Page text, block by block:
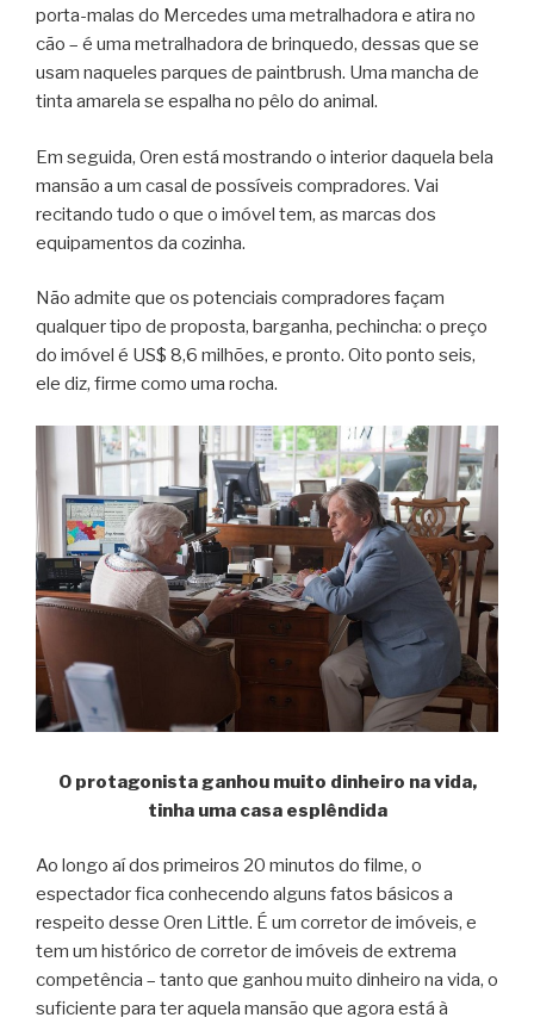
porta-malas do Mercedes uma metralhadora e atira no
cão – é uma metralhadora de brinquedo, dessas que se
usam naqueles parques de paintbrush. Uma mancha de
tinta amarela se espalha no pêlo do animal.
Em seguida, Oren está mostrando o interior daquela bela
mansão a um casal de possíveis compradores. Vai
recitando tudo o que o imóvel tem, as marcas dos
equipamentos da cozinha.
Não admite que os potenciais compradores façam
qualquer tipo de proposta, barganha, pechincha: o preço
do imóvel é US$ 8,6 milhões, e pronto. Oito ponto seis,
ele diz, firme como uma rocha.
O protagonista ganhou muito dinheiro na vida,
tinha uma casa esplêndida
Ao longo aí dos primeiros 20 minutos do filme, o
espectador fica conhecendo alguns fatos básicos a
respeito desse Oren Little. É um corretor de imóveis, e
tem um histórico de corretor de imóveis de extrema
competência – tanto que ganhou muito dinheiro na vida, o
suficiente para ter aquela mansão que agora está à